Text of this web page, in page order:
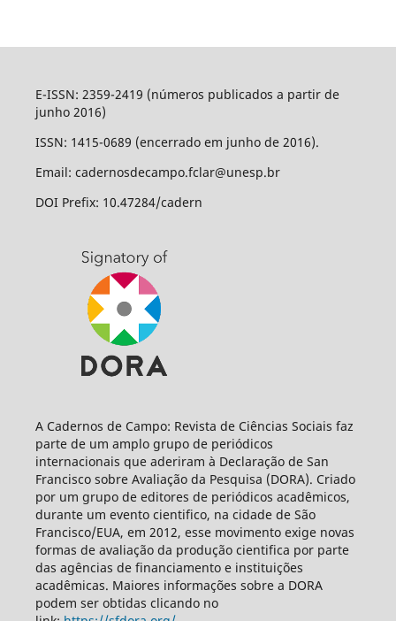
E-ISSN: 2359-2419 (números publicados a partir de
junho 2016)
ISSN: 1415-0689 (encerrado em junho de 2016).
Email: cadernosdecampo.fclar@unesp.br
DOI Prefix: 10.47284/cadern
A Cadernos de Campo: Revista de Ciências Sociais faz
parte de um amplo grupo de periódicos
internacionais que aderiram à Declaração de San
Francisco sobre Avaliação da Pesquisa (DORA). Criado
por um grupo de editores de periódicos acadêmicos,
durante um evento cientifico, na cidade de São
Francisco/EUA, em 2012, esse movimento exige novas
formas de avaliação da produção cientifica por parte
das agências de financiamento e instituições
acadêmicas. Maiores informações sobre a DORA
podem ser obtidas clicando no